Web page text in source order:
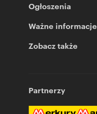
Ogłoszenia
Ważne informacje
Zobacz także
Partnerzy